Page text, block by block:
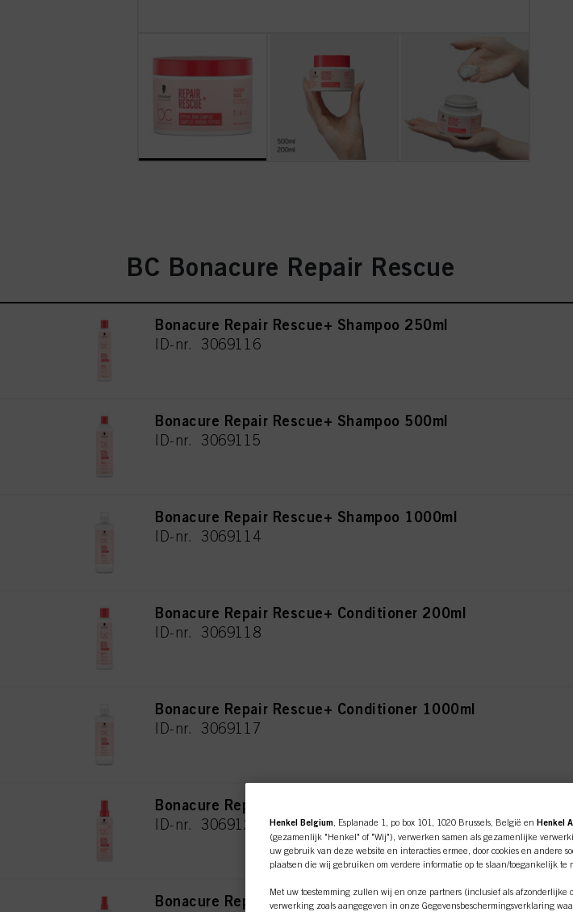
BC Bonacure Repair Rescue
Bonacure Repair Rescue+ Shampoo 250ml
ID-nr. 3069116
Bonacure Repair Rescue+ Shampoo 500ml
ID-nr. 3069115
Bonacure Repair Rescue+ Shampoo 1000ml
ID-nr. 3069114
Bonacure Repair Rescue+ Conditioner 200ml
ID-nr. 3069118
Bonacure Repair Rescue+ Conditioner 1000ml
ID-nr. 3069117
Bonacure Repair Rescue+ Spray Conditioner 200ml
ID-nr. 3069122
Bonacure Repair Rescue+ Spray Conditioner 400ml
Henkel Belgium , Esplanade 1, po box 101, 1020 Brussels, België en Henkel
(gezamenlijk "Henkel" of "Wij"), verwerken samen als gezamenlijke
uw gebruik van deze website en interacties ermee, door cookies en andere
plaatsen die wij gebruiken om verdere informatie op te slaan/toegankelijk te
Met uw toestemming zullen wij en onze partners (inclusief als afzonderlijke
verwerking zoals aangegeven in onze Gegevensbeschermingsverklaring